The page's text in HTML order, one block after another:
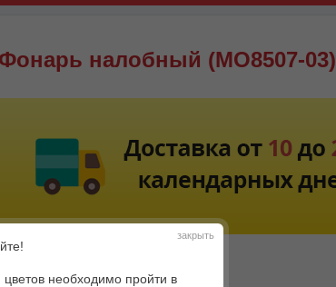
Фонарь налобный (MO8507-03)
закрыть
цветов необходимо пройти в